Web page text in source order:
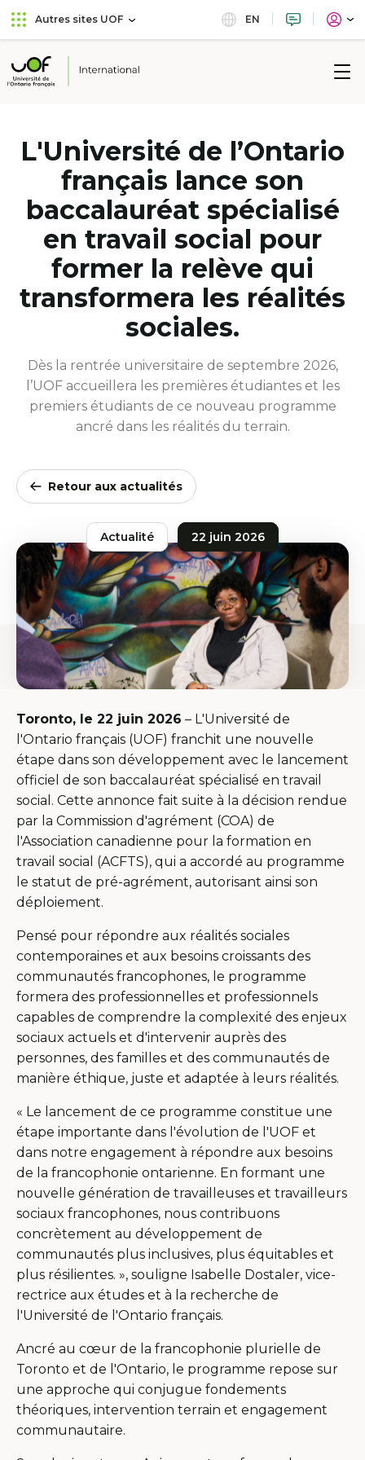
Aller
au
principal
Passer
au
Autres sites UOF EN
Université
français
L'Université de l’Ontario
français lance son
baccalauréat spécialisé
en travail social pour
former la relève qui
transformera les réalités
sociales.
Dès la rentrée universitaire de septembre 2026,
l’UOF accueillera les premières étudiantes et les
premiers étudiants de ce nouveau programme
ancré dans les réalités du terrain.
Retour aux actualités
Actualité 22 juin 2026
Toronto, le 22 juin 2026 – L'Université de
l'Ontario français (UOF) franchit une nouvelle
étape dans son développement avec le lancement
officiel de son baccalauréat spécialisé en travail
social. Cette annonce fait suite à la décision rendue
par la Commission d'agrément (COA) de
l'Association canadienne pour la formation en
travail social (ACFTS), qui a accordé au programme
le statut de pré-agrément, autorisant ainsi son
déploiement.
Pensé pour répondre aux réalités sociales
contemporaines et aux besoins croissants des
communautés francophones, le programme
formera des professionnelles et professionnels
capables de comprendre la complexité des enjeux
sociaux actuels et d'intervenir auprès des
personnes, des familles et des communautés de
manière éthique, juste et adaptée à leurs réalités.
« Le lancement de ce programme constitue une
étape importante dans l'évolution de l'UOF et
dans notre engagement à répondre aux besoins
de la francophonie ontarienne. En formant une
nouvelle génération de travailleuses et travailleurs
sociaux francophones, nous contribuons
concrètement au développement de
communautés plus inclusives, plus équitables et
plus résilientes. », souligne Isabelle Dostaler, vice-
rectrice aux études et à la recherche de
l'Université de l'Ontario français.
Ancré au cœur de la francophonie plurielle de
Toronto et de l'Ontario, le programme repose sur
une approche qui conjugue fondements
théoriques, intervention terrain et engagement
communautaire.